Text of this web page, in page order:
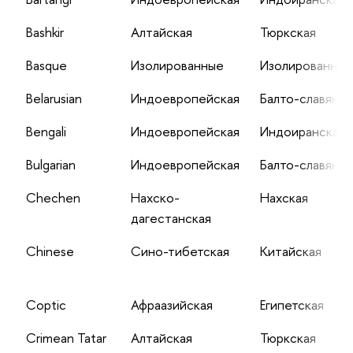
Bashkir
Алтайская
Тюркская
Basque
Изолированные
Изолированные
Belarusian
Индоевропейская
Балто-
Bengali
Индоевропейская
Индоиранская
Bulgarian
Индоевропейская
Балто-
Chechen
Нахско-
дагестанская
Нахская
Chinese Сино-тибетская Китайская
Coptic Афраазийская
Египетская
Crimean Tatar
Алтайская Тюркская